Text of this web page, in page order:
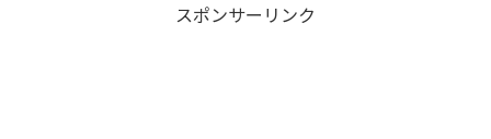
スポンサーリンク